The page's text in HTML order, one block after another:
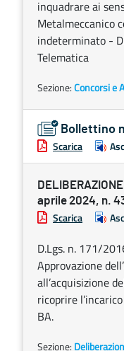
inquadrare ai
Metalmeccanico
indeterminato -
Telematica
Sezione:Concorsi e
Bollettino
Scarica
aprile 2024, n.
Scarica
D.Lgs. n. 171/
Approvazione
all’acquisizione
ricoprire
BA.
Sezione: